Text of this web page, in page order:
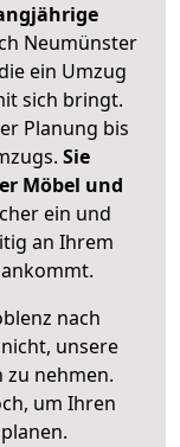
Neumünster
ein Umzug
sich bringt.
Planung bis
Sie
Möbel und
ein und
an Ihrem
nach
unsere
zu nehmen.
um Ihren